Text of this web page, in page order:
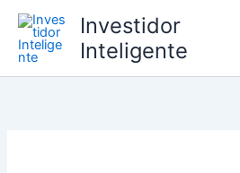
para
conteúdo
Investidor
Inteligente